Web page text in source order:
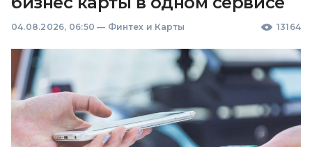
04.08.2026, 06:50 — Финтех и Карты 13164